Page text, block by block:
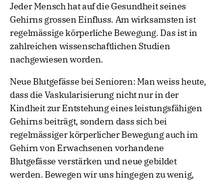
Jeder Mensch hat auf die Gesundheit seines
Gehirns grossen Einfluss. Am wirksamsten ist
regelmässige körperliche Bewegung. Das ist in
zahlreichen wissenschaftlichen Studien
nachgewiesen worden.
Neue Blutgefässe bei Senioren: Man weiss heute,
dass die Vaskularisierung nicht nur in der
Kindheit zur Entstehung eines leistungsfähigen
Gehirns beiträgt, sondern dass sich bei
regelmässiger körperlicher Bewegung auch im
Gehirn von Erwachsenen vorhandene
Blutgefässe verstärken und neue gebildet
werden. Bewegen wir uns hingegen zu wenig,